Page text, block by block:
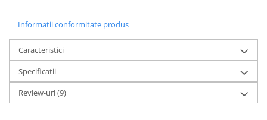
Informatii conformitate produs
Caracteristici
Specificații
Review-uri(9)